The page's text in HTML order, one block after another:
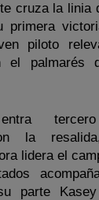
cruza la linia
primera
piloto
el palmarés
la
lidera el
parte